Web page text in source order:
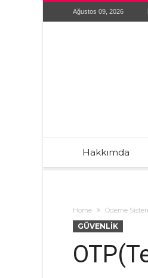
Ağustos 09, 2026
Hakkımda
Home Ödeme
GÜVENLIK